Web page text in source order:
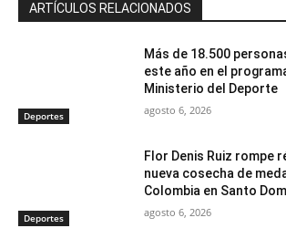
ARTÍCULOS RELACIONADOS
Deportes
Más de 18.500
este año en el
Ministerio del Deporte
agosto 6, 2026
Deportes
Flor Denis Ruiz rompe
nueva cosecha de
Colombia en Santo
agosto 6, 2026